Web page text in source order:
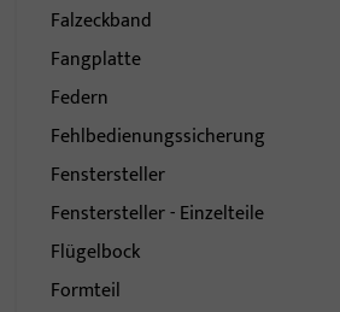
Falzeckband
Fangplatte
Federn
Fehlbedienungssicherung
Fenstersteller
Fenstersteller - Einzelteile
Flügelbock
Formteil